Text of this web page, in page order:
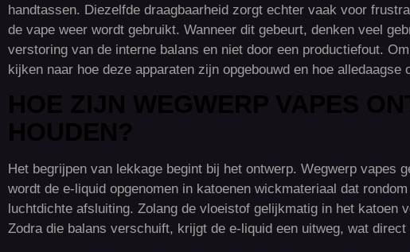
handtassen. Diezelfde draagbaarheid zorgt echter vaak voor
de vape weer wordt gebruikt. Wanneer dit gebeurt, denken veel
verstoring van de interne balans en niet door een productiefout.
kijken naar hoe deze apparaten zijn opgebouwd en hoe
Het begrijpen van lekkage begint bij het ontwerp. Wegwerp vapes
wordt de e-liquid opgenomen in katoenen wickmateriaal dat
luchtdichte afsluiting. Zolang de vloeistof gelijkmatig in het
Zodra die balans verschuift, krijgt de e-liquid een uitweg, wat